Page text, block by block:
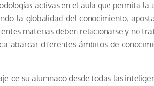
activas en el aula que permita la
la globalidad del conocimiento,
materias deben relacionarse y no
abarcar diferentes ámbitos de
de su alumnado desde todas las